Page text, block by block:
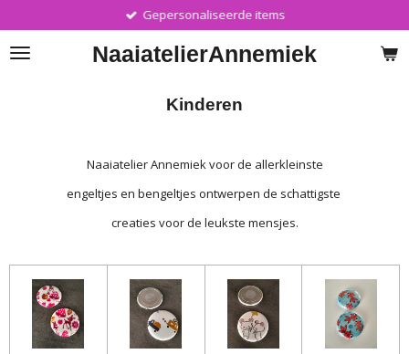
direct
naar
NaaiatelierAnnemiek
Gepersonaliseerde items
Kinderen
Naaiatelier Annemiek voor de allerkleinste
engeltjes en bengeltjes ontwerpen de schattigste
creaties voor de leukste mensjes.